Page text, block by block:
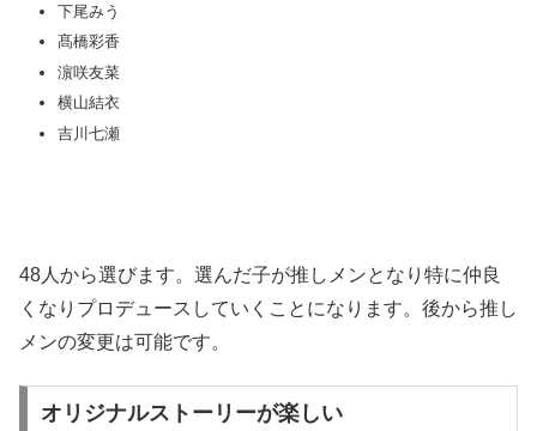
下尾みう
髙橋彩香
濵咲友菜
横山結衣
吉川七瀬
48人から選びます。選んだ子が推しメンとなり特に仲良
くなりプロデュースしていくことになります。後から推し
メンの変更は可能です。
オリジナルストーリーが楽しい